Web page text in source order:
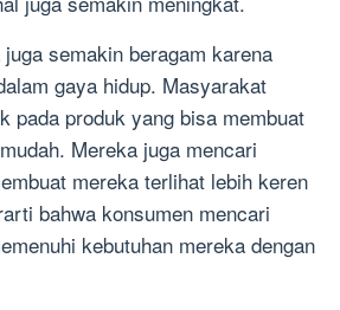
semakin beragam karena
gaya hidup. Masyarakat
pada produk yang bisa membuat
Mereka juga mencari
mereka terlihat lebih keren
bahwa konsumen mencari
kebutuhan mereka dengan